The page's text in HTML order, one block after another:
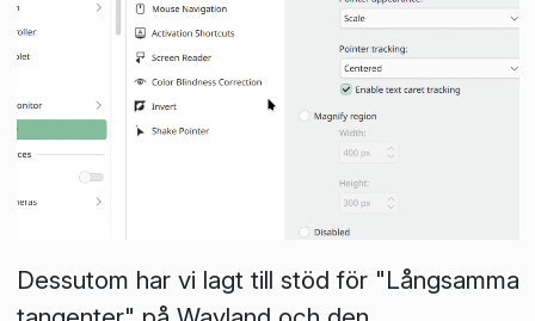
Dessutom har vi lagt till stöd för "Långsamma